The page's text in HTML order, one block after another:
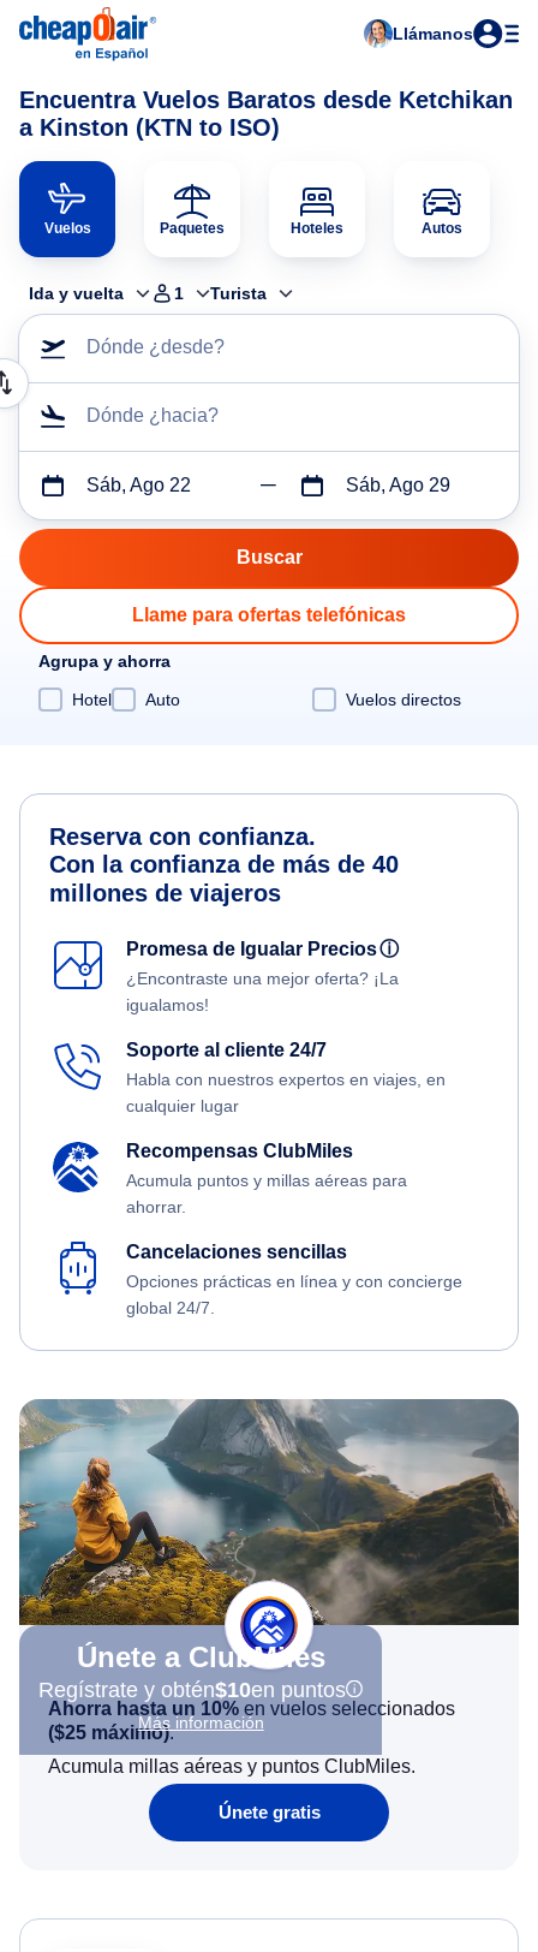
Llámanos
Encuentra Vuelos Baratos desde Ketchikan
a Kinston (KTN to ISO)
Vuelos Paquetes Hoteles Autos
Ida y vuelta 1 Turista
Dónde ¿desde?
Dónde ¿hacia?
Sáb, Ago 22 Sáb, Ago 29
Llame para ofertas telefónicas
Agrupa y ahorra
Hotel
Auto Vuelos directos
Reserva con confianza.
Con la confianza de más de 40
millones de viajeros
Promesa de Igualar Preciosⓘ
¿Encontraste una mejor oferta? ¡La
igualamos!
Soporte al cliente 24/7
Habla con nuestros expertos en viajes, en
cualquier lugar
Recompensas ClubMiles
Acumula puntos y millas aéreas para
ahorrar.
Cancelaciones sencillas
Opciones prácticas en línea y con concierge
global 24/7.
Únete a ClubMiles
Regístrate y obtén$10en puntos
Más información
Ahorra hasta un 10% en vuelos seleccionados
($25 máximo).
Acumula millas aéreas y puntos ClubMiles.
Únete gratis